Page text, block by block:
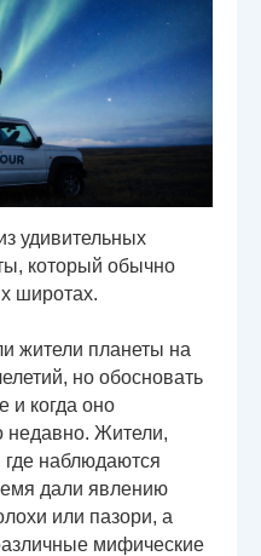
удивительных
который обычно
широтах.
жители планеты на
но обосновать
и когда оно
недавно. Жители,
наблюдаются
дали явлению
или пазори, а
мифические